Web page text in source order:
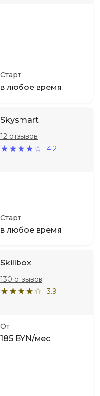
Старт
в любое время
Skysmart
4.2
12 отзывов
Старт
в любое время
Skillbox
3.9
130 отзывов
От
185 BYN/мес